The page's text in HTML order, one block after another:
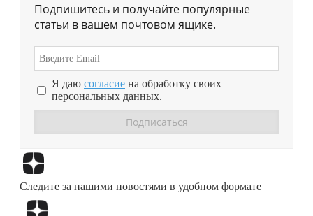
Подпишитесь и получайте популярные
статьи в вашем почтовом ящике.
Я даю согласие на обработку своих
персональных данных.
Следите за нашими новостями в удобном формате